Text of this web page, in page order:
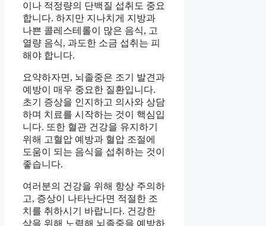
이나 적정량의 단백질 섭취도 중요
합니다. 하지만 지나치게 지방과
나쁜 콜레스테롤이 많은 음식, 고
열량 음식, 과도한 소금 섭취는 피
해야 합니다.
요약하자면, 뇌졸중은 조기 발견과
예방이 매우 중요한 질환입니다.
초기 증상을 인지하고 의사와 상담
하며 치료를 시작하는 것이 핵심입
니다. 또한 혈관 건강을 유지하기
위해 고혈압 예방과 혈압 조절에
도움이 되는 음식을 섭취하는 것이
좋습니다.
여러분의 건강을 위해 항상 주의하
고, 증상이 나타난다면 적절한 조
치를 취하시기 바랍니다. 건강한
삶을 위해 노력해 뇌졸중을 예방하